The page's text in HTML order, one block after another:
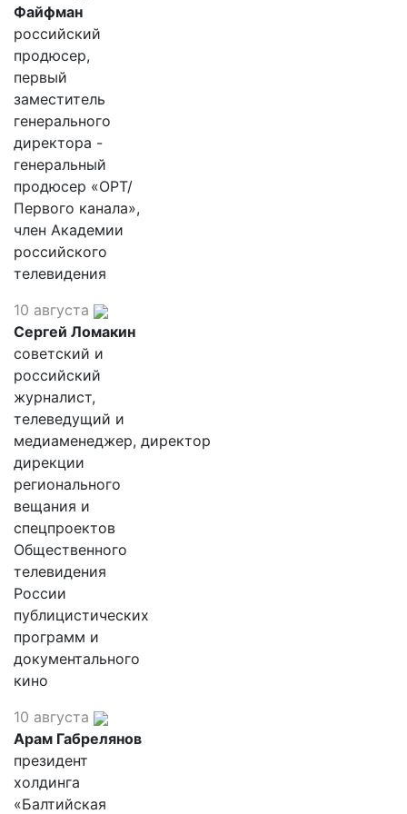
Файфман
российский
продюсер,
первый
заместитель
генерального
директора -
генеральный
продюсер «ОРТ/
Первого канала»,
член Академии
российского
телевидения
10 августа
Сергей Ломакин
советский и
российский
журналист,
телеведущий и
медиаменеджер, директор
дирекции
регионального
вещания и
спецпроектов
Общественного
телевидения
России
публицистических
программ и
документального
кино
10 августа
Арам Габрелянов
президент
холдинга
«Балтийская